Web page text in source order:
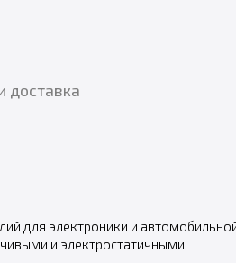
доставка
для электроники и
и электростатичными.